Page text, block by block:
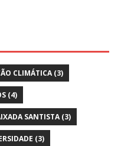
CLIMÁTICA(3)
(4)
SANTISTA(3)
(3)